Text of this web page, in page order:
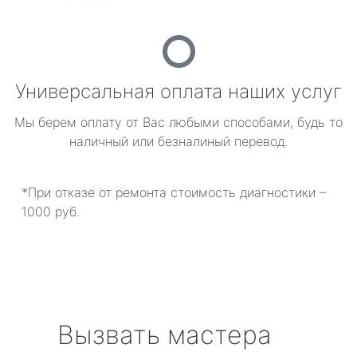
Универсальная оплата наших услуг
Мы берем оплату от Вас любыми способами, будь то
наличный или безналиный перевод.
*При отказе от ремонта стоимость диагностики –
1000 руб.
Вызвать мастера